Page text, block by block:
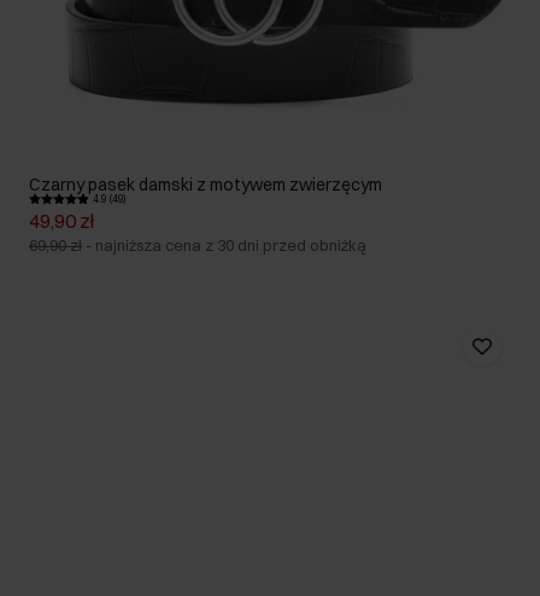
Czarny pasek damski z motywem zwierzęcym
4.9 (49)
49,90 zł
69,90 zł - najniższa cena z 30 dni przed obniżką